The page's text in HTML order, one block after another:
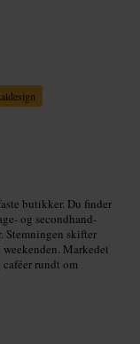
butikker. Du finder
og secondhand-
Stemningen skifter
Markedet
rundt om